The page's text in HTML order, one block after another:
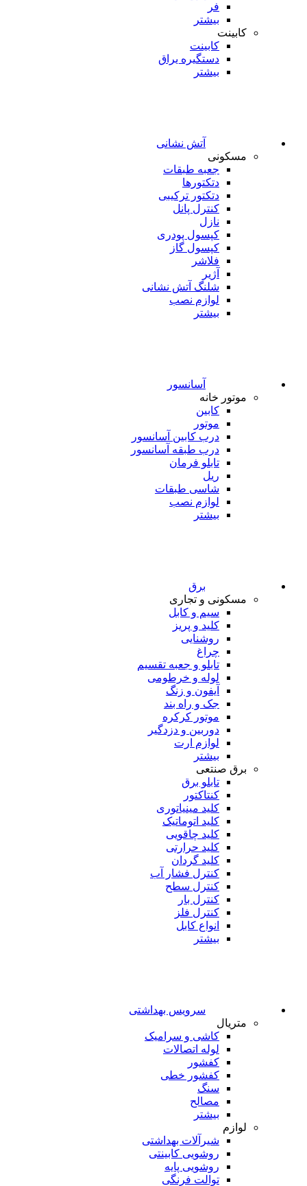
فر
بیشتر
کابینت
کابینت
دستگیره یراق
بیشتر
آتش نشانی
مسکونی
جعبه طبقات
دتکتورها
دتکتور ترکیبی
کنترل پانل
نازل
کپسول پودری
کپسول گاز
فلاشر
آژیر
شلنگ آتش نشانی
لوازم نصب
بیشتر
آسانسور
موتور خانه
کابین
موتور
درب کابین آسانسور
درب طبقه آسانسور
تابلو فرمان
ریل
شاسی طبقات
لوازم نصب
بیشتر
برق
مسکونی و تجاری
سیم و کابل
کلید و پریز
روشنایی
چراغ
تابلو و جعبه تقسیم
لوله و خرطومی
آیفون و زنگ
جک و راه بند
موتور کرکره
دوربین و دزدگیر
لوازم ارت
بیشتر
برق صنتعی
تابلو برق
کنتاکتور
کلید مینیاتوری
کلید اتوماتیک
کلید چاقویی
کلید حرارتی
کلید گردان
کنترل فشار آب
کنترل سطح
کنترل بار
کنترل فلز
انواع کابل
بیشتر
سرویس بهداشتی
متریال
کاشی و سرامیک
لوله اتصالات
کفشور
کفشور خطی
سنگ
مصالح
بیشتر
لوازم
شیرآلات بهداشتی
روشویی کابینتی
روشویی پایه
توالت فرنگی